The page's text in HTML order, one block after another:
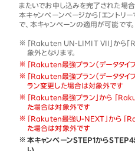
またいでお申し込みを完了された場
本キャンペーンページから「エントリ
で、本キャンペーンの適用が可能です。
「Rakuten UN-LIMIT VII」から
象外となります。
「Rakuten最強プラン（データタイ
「Rakuten最強プラン（データタイ
ラン変更した場合は対象外です
「Rakuten最強プラン」から 「
た場合は対象外です
「Rakuten最強U-NEXT」から 「
た場合は対象外です
本キャンペーンSTEP1から
い